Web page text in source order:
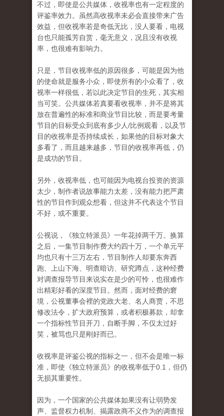
不过，即使是公共媒体，收视率也有一定程度的
评鉴率效力。虽然高收视率未必会直接带来广告
效益，但收视率若是奇低无比，没人要看，电视
台也只能孤芳自赏，毫无意义，况且没有收视
率，也很难有影响力。
只是，节目收视率低的原因很多，可能是因为他
的使命就是服务小众，即使所有的小众看了，收
视率一样很低，若以此决定节目的生死，其实相
当可笑。公共媒体若真要看收视率，并不是将其
放在普遍性的标准和商业节目比较，而是要考量
节目的目标受众到底有多少人/比例观看，以及节
目的收视率是否持续成长，如果他的目标对象大
多看了，而且越来越多，节目的收视率再低，仍
是成功的节目。
另外，收视率低，也可能因为电视台投资的资源
太少，制作者说故事能力太差，没有能力把严肃
性的节目作到观众想看，但这并不代表这个节目
不好，或不重要。
公视说，《独立特派员》一年花掉两千万。换算
之后，一集节目制作费大约四十万，一个单元平
均也只有十三万左右，节目制作人却要东奔西
跑、上山下海、明查暗访、研究蹲点，这种经费
对调查报导节目来说实在是少的可怜，也很难作
出精彩好看的深度节目。然而，面对经费的窘
境，公视董事会裡的党政大老、名人商贾，不思
修改法令，扩大政府预算，或者积极募款，却拿
一个指标性节目开刀，自断手脚，不仅太过好
笑，被骂也只是刚好而已。
收视率是评鉴公视的指标之一，但不会是唯一标
准，即使《独立特派员》的收视率低于0.1，但仍
无损其重要性。
因为，一个国家的公共媒体如果没有让弱势发
声、监督权力机制、揭露政商不义作为的调查报